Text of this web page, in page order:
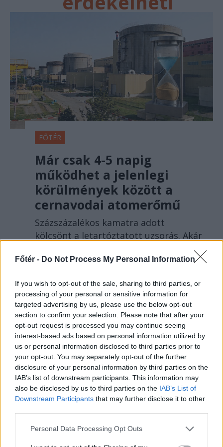
Főtér - Do Not Process My Personal Information
If you wish to opt-out of the sale, sharing to third parties, or
processing of your personal or sensitive information for
targeted advertising by us, please use the below opt-out
section to confirm your selection. Please note that after your
opt-out request is processed you may continue seeing
interest-based ads based on personal information utilized by
us or personal information disclosed to third parties prior to
your opt-out. You may separately opt-out of the further
disclosure of your personal information by third parties on the
IAB’s list of downstream participants. This information may
also be disclosed by us to third parties on the IAB’s List of
Downstream Participants that may further disclose it to other
Personal Data Processing Opt Outs
FŐTÉR
Már csak 4-5 napig
működhet a jelenlegi
körülmények között a
cernavodai atomerőmű
Százszázalékos kamatra adott
kölcsönt a letartóztatott uzsorás. Akár
országrészben.
KRÓNIKA